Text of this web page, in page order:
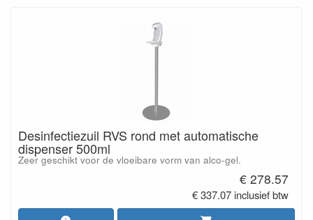
Desinfectiezuil RVS rond met automatische
dispenser 500ml
Zeer geschikt voor de vloeibare vorm van alco-gel.
€ 278.57
€ 337.07 inclusief btw